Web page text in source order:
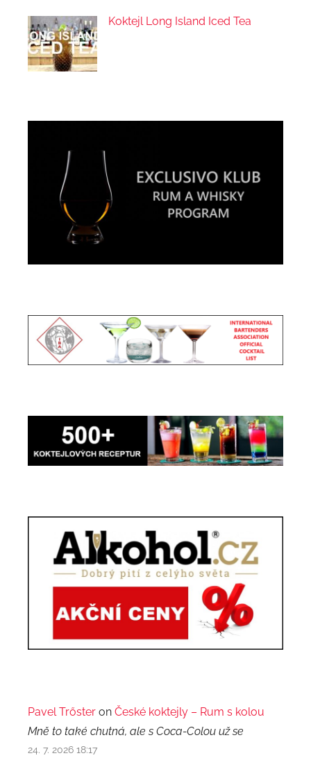
Koktejl Long Island Iced Tea
Pavel Trőster on České koktejly – Rum s kolou
Mně to také chutná, ale s Coca-Colou už se
24. 7. 2026 18:17